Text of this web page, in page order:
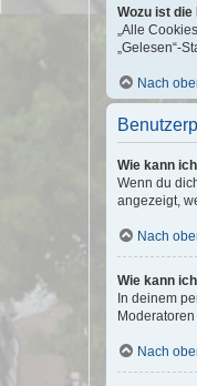
Wozu ist
„Alle
„Gelesen“-
Nach
Wie kann
Wenn du
angezeigt,
Nach
Wie kann
In deinem
Nach